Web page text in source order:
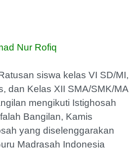
Nur Rofiq
siswa kelas VI SD/MI,
dan Kelas XII SMA/SMK/MA
mengikuti Istighosah
Bangilan, Kamis
yang diselenggarakan
Madrasah Indonesia